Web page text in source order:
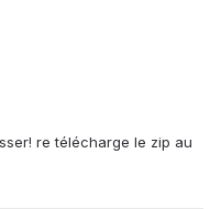
re télécharge le zip au